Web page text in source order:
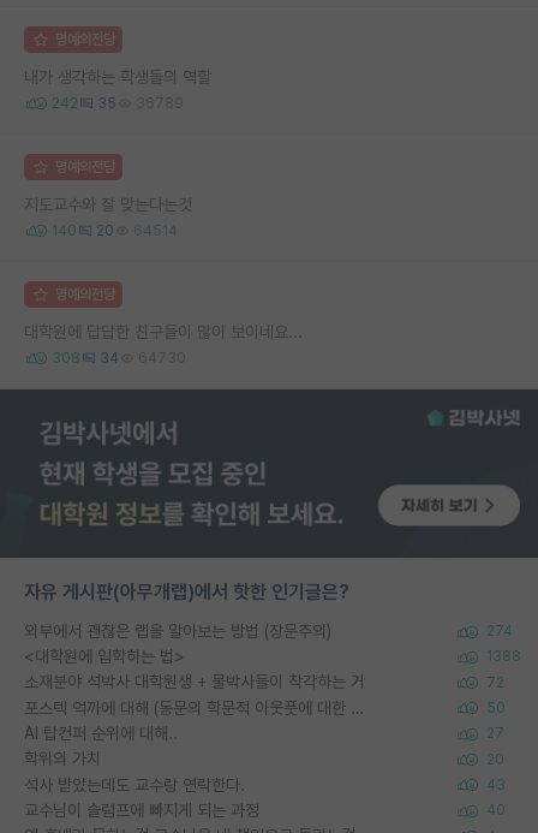
명예의전당
내가 생각하는 학생들의 역할
242 35 36789
명예의전당
지도교수와 잘 맞는다는것
140 20 64514
명예의전당
대학원에 답답한 친구들이 많이 보이네요...
308 34 64730
자유 게시판(아무개랩)에서 핫한 인기글은?
외부에서 괜찮은 랩을 알아보는 방법 (장문주의) 274
<대학원에 입학하는 법> 1388
소재분야 석박사 대학원생 + 물박사들이 착각하는 거 72
포스텍 억까에 대해 (동문의 학문적 아웃풋에 대한 반박) 50
AI 탑컨퍼 순위에 대해.. 27
학위의 가치 20
석사 받았는데도 교수랑 연락한다. 43
교수님이 슬럼프에 빠지게 되는 과정 40